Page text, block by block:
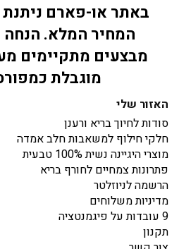
באתר או-פארם
המחיר המלא. הנחה
מבצעים מתקיימים
מוגבלת
האזור שלי
סודות לחיוך בריא ורענן
חלקי חילוף למשאבות חלב אמדה
מוצרי היגיינה נשית 100% טבעית
פתרונות צמחיים לחורף בריא
הרשמה לניוזלטר
מדיניות משלוחים
9 עובדות על פיגמנטציה
תקנון